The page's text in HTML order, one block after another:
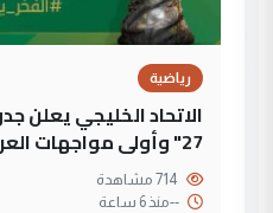
رياضية
الاتحاد الخليجي يعلن
27" وأولى مواجهات العراق
--منذ 6 ساعة